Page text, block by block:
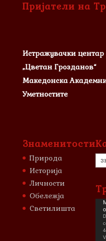
Пријатели на
Истражувачки центар
„Цветан Грозданов“
Македонска
Уметностите
Знаменитости
Природа
Историја
Личности
Обележја
Светилишта